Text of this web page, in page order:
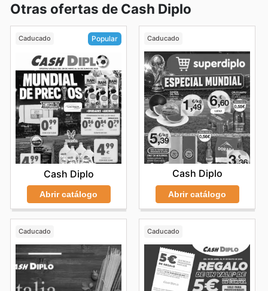
Otras ofertas de Cash Diplo
Caducado Popular
Cash Diplo
Abrir catálogo
Caducado
Cash Diplo
Abrir catálogo
Caducado Caducado